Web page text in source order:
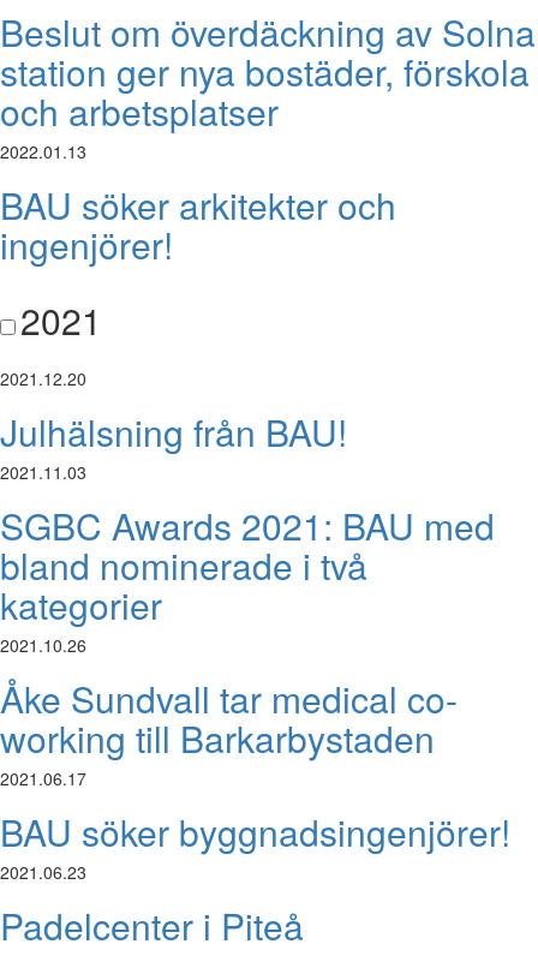
Beslut om överdäckning av Solna
station ger nya bostäder, förskola
och arbetsplatser
2022.01.13
BAU söker arkitekter och
ingenjörer!
2021
2021.12.20
Julhälsning från BAU!
2021.11.03
SGBC Awards 2021: BAU med
bland nominerade i två
kategorier
2021.10.26
Åke Sundvall tar medical co-
working till Barkarbystaden
2021.06.17
BAU söker byggnadsingenjörer!
2021.06.23
Padelcenter i Piteå